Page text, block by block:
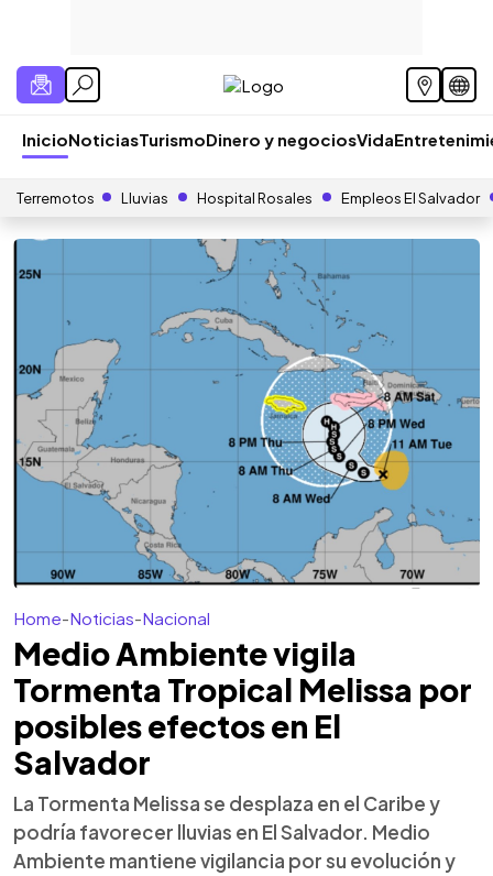
InicioNoticiasTurismoDinero y negociosVida
Terremotos Lluvias Hospital Rosales Empleos El Salvador
Home-Noticias-Nacional
Medio Ambiente vigila
Tormenta Tropical Melissa por
posibles efectos en El
Salvador
La Tormenta Melissa se desplaza en el Caribe y
podría favorecer lluvias en El Salvador. Medio
Ambiente mantiene vigilancia por su evolución y